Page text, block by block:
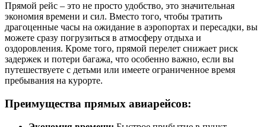
Прямой рейс – это не просто удобство, это значительная
экономия времени и сил. Вместо того, чтобы тратить
драгоценные часы на ожидание в аэропортах и пересадки, вы
можете сразу погрузиться в атмосферу отдыха и
оздоровления. Кроме того, прямой перелет снижает риск
задержек и потери багажа, что особенно важно, если вы
путешествуете с детьми или имеете ограниченное время
пребывания на курорте.
Преимущества прямых авиарейсов: